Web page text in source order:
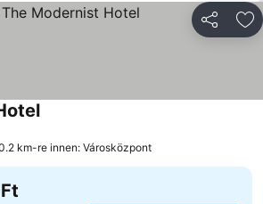
Árak megjelenítése
km-re innen: Városközpont